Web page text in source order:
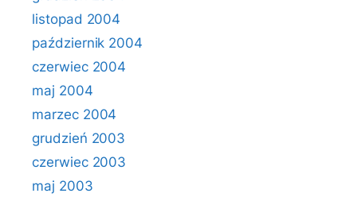
listopad 2004
październik 2004
czerwiec 2004
maj 2004
marzec 2004
grudzień 2003
czerwiec 2003
maj 2003